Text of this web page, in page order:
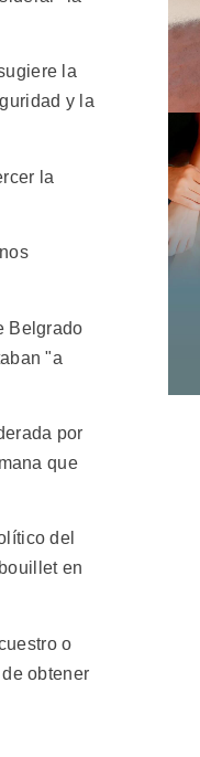
la
y la
la
Belgrado
"a
por
que
del
en
o
obtener